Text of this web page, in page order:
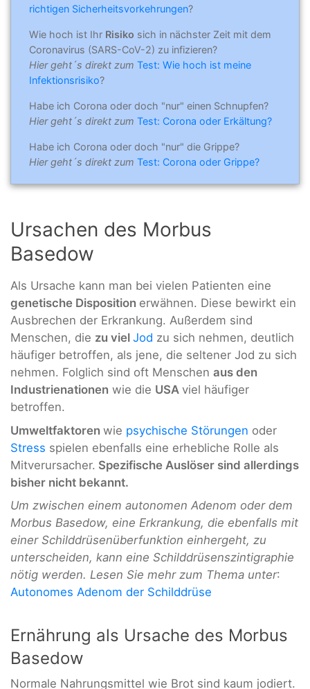
richtigen Sicherheitsvorkehrungen?
Wie hoch ist Ihr Risiko sich in nächster Zeit mit dem
Coronavirus (SARS-CoV-2) zu infizieren?
Hier geht´s direkt zum Test: Wie hoch ist meine
Infektionsrisiko?
Habe ich Corona oder doch "nur" einen Schnupfen?
Hier geht´s direkt zum Test: Corona oder Erkältung?
Habe ich Corona oder doch "nur" die Grippe?
Hier geht´s direkt zum Test: Corona oder Grippe?
Ursachen des Morbus
Basedow
Als Ursache kann man bei vielen Patienten eine
genetische Disposition erwähnen. Diese bewirkt ein
Ausbrechen der Erkrankung. Außerdem sind
Menschen, die zu viel Jod zu sich nehmen, deutlich
häufiger betroffen, als jene, die seltener Jod zu sich
nehmen. Folglich sind oft Menschen aus den
Industrienationen wie die USA viel häufiger
betroffen.
Umweltfaktoren wie psychische Störungen oder
Stress spielen ebenfalls eine erhebliche Rolle als
Mitverursacher. Spezifische Auslöser sind allerdings
bisher nicht bekannt.
Um zwischen einem autonomen Adenom oder dem
Morbus Basedow, eine Erkrankung, die ebenfalls mit
einer Schilddrüsenüberfunktion einhergeht, zu
unterscheiden, kann eine Schilddrüsenszintigraphie
nötig werden. Lesen Sie mehr zum Thema unter:
Autonomes Adenom der Schilddrüse
Ernährung als Ursache des Morbus
Basedow
Normale Nahrungsmittel wie Brot sind kaum jodiert.